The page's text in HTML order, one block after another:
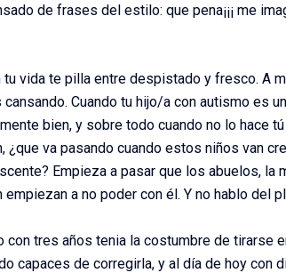
de frases del estilo: que pena¡¡¡ me
tu vida te pilla entre despistado y fresco. A
Cuando tu hijo/a con autismo es
bien, y sobre todo cuando no lo hace
¿que va pasando cuando estos niños van
Empieza a pasar que los abuelos, la
a no poder con él. Y no hablo del
con tres años tenia la costumbre de tirarse
capaces de corregirla, y al día de hoy con